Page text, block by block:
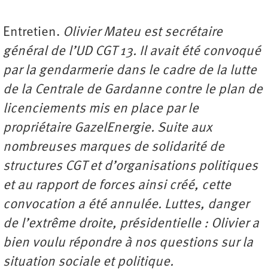
Entretien. Olivier Mateu est secrétaire
général de l’UD CGT 13. Il avait été convoqué
par la gendarmerie dans le cadre de la lutte
de la Centrale de Gardanne contre le plan de
licenciements mis en place par le
propriétaire GazelEnergie. Suite aux
nombreuses marques de solidarité de
structures CGT et d’organisations politiques
et au rapport de forces ainsi créé, cette
convocation a été annulée. Luttes, danger
de l’extrême droite, présidentielle : Olivier a
bien voulu répondre à nos questions sur la
situation sociale et politique.